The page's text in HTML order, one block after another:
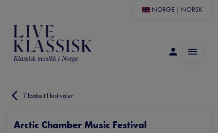
NORGE NORSK
Klassisk musikk i Norge
Tilbake til festivaler
Arctic Chamber Music Festival